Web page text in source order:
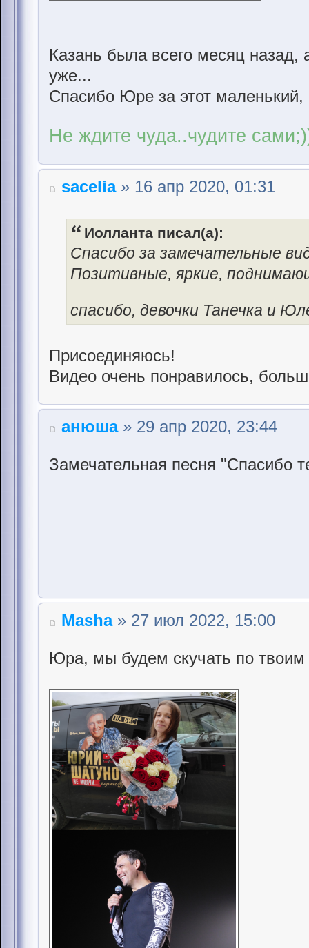
Казань была всего месяц назад,
уже...
Спасибо Юре за этот маленький,
Не ждите чуда..чудите
sacelia» 16 апр 2020, 01:31
Иолланта писал(а):
Спасибо за замечательные
Позитивные, яркие,
спасибо, девочки Танечка и
Присоединяюсь!
Видео очень понравилось,
анюша» 29 апр 2020, 23:44
Замечательная песня "Спасибо
Masha» 27 июл 2022, 15:00
Юра, мы будем скучать по